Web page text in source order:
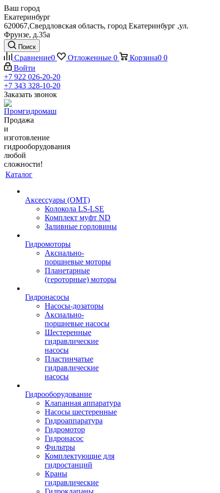
Ваш город
Екатеринбург
620067,Свердловская область, город Екатеринбург ,ул.
Фрунзе, д.35а
Поиск
Сравнение0 Отложенные 0 Корзина0 0
Войти
+7 922 026-20-20
+7 343 328-10-20
Заказать звонок
Продажа
и
изготовление
гидрооборудования
любой
сложности!
Каталог
Аксессуары (OMT)
Колокола LS-LSE
Комплект муфт ND
Заливные горловины
Гидромоторы
Аксиально-
поршневые моторы
Планетарные
(героторные) моторы
Гидронасосы
Насосы-дозаторы
Аксиально-
поршневые насосы
Шестеренные
гидравлические
насосы
Пластинчатые
гидравлические
насосы
Гидрооборудование
Клапанная аппаратура
Насосы шестеренные
Гидроаппаратура
Гидромотор
Гидронасос
Фильтры
Комплектующие для
гидростанций
Краны
гидравлические
Гидроклапаны